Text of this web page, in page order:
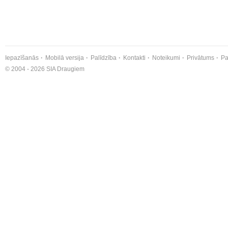
Iepazīšanās Mobilā versija Palīdzība Kontakti Noteikumi Privātums
© 2004 - 2026 SIA Draugiem